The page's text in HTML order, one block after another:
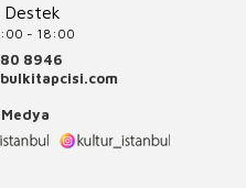
- 18:00
8946